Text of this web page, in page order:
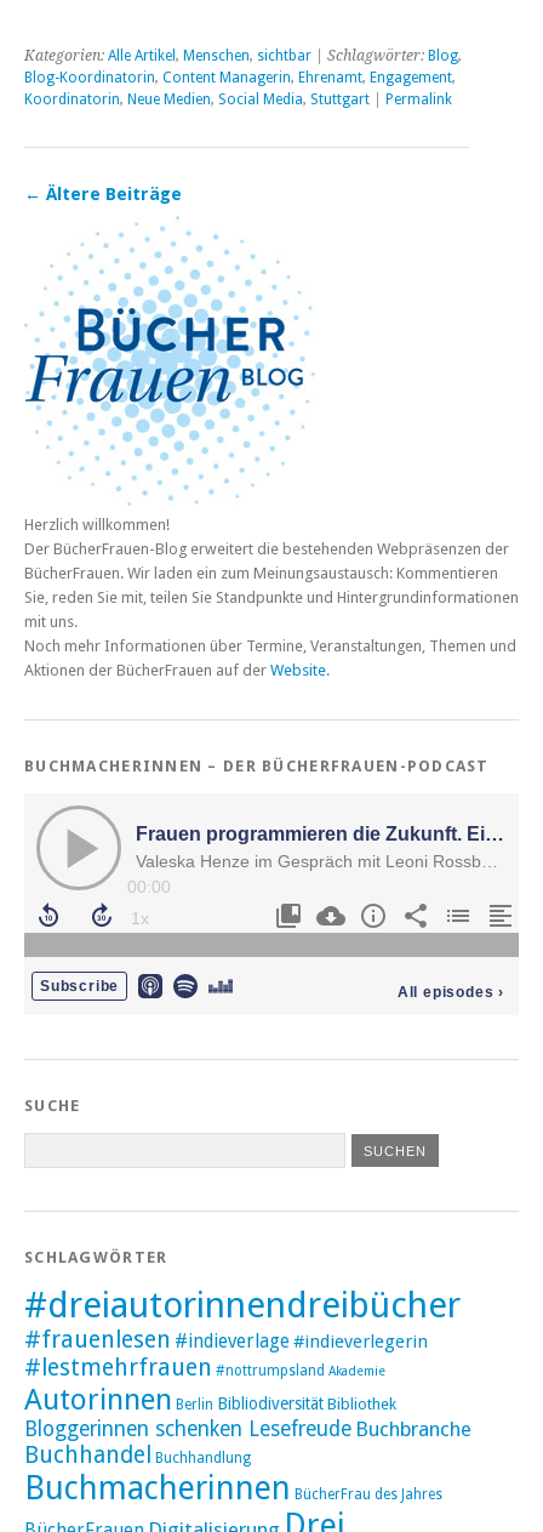
Kategorien: Alle Artikel , Menschen, sichtbar | Schlagwörter: Blog,
Blog-Koordinatorin, Content Managerin, Ehrenamt, Engagement,
Koordinatorin, Neue Medien, Social Media, Stuttgart Permalink
← Ältere Beiträge
Herzlich willkommen!
Der BücherFrauen-Blog erweitert die bestehenden Webpräsenzen der
BücherFrauen. Wir laden ein zum Meinungsaustausch: Kommentieren
Sie, reden Sie mit, teilen Sie Standpunkte und Hintergrundinformationen
mit uns.
Noch mehr Informationen über Termine, Veranstaltungen, Themen und
Aktionen der BücherFrauen auf der Website.
BUCHMACHERINNEN – DER BÜCHERFRAUEN-PODCAST
SUCHE
SCHLAGWÖRTER
#dreiautorinnendreibücher
#frauenlesen #indieverlage#indieverlegerin
#lestmehrfrauen #nottrumpsland Akademie
Autorinnen Berlin Bibliodiversität Bibliothek
Bloggerinnen schenken Lesefreude Buchbranche
Buchhandel Buchhandlung
Buchmacherinnen BücherFrau des Jahres